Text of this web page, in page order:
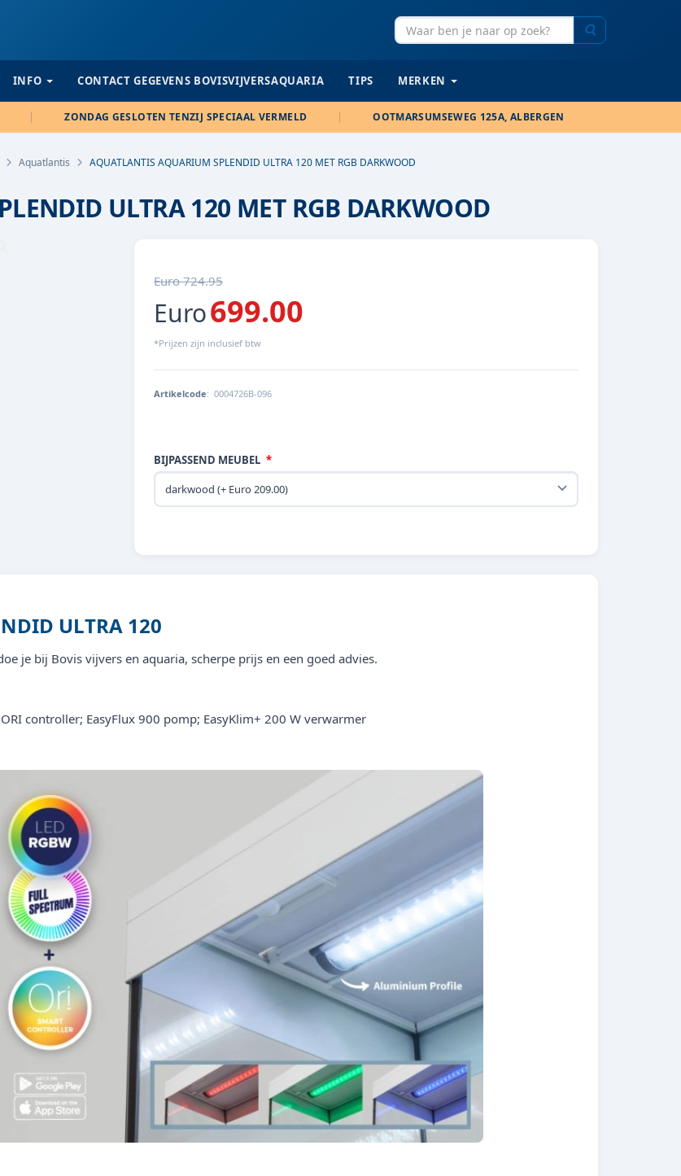
INFO CONTACT GEGEVENS BOVISVIJVERSAQUARIA TIPS MERKEN
ZONDAG GESLOTEN TENZIJ SPECIAAL VERMELD OOTMARSUMSEWEG 125A, ALBERGEN
Aquatlantis AQUATLANTIS AQUARIUM SPLENDID ULTRA 120 MET RGB DARKWOOD
ULTRA 120 MET RGB DARKWOOD
Euro 724.95
Euro699.00
*Prijzen zijn inclusief btw
Artikelcode: 0004726B-096
BIJPASSEND MEUBEL
ULTRA 120
je bij Bovis vijvers en aquaria, scherpe prijs en een goed advies.
controller; EasyFlux 900 pomp; EasyKlim+ 200 W verwarmer